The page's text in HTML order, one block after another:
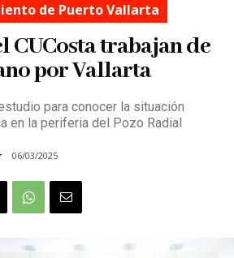
de Puerto Vallarta
CUCosta trabajan de
por Vallarta
para conocer la situación
en la periferia del Pozo Radial
06/03/2025